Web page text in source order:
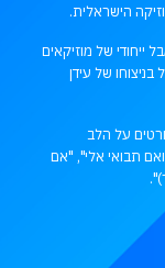
הישראלית.
ייחודי של מוזיקאים
בניצוחו של עידן
על הלב
תבואי אלי", "אם